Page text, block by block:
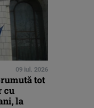
09 iul. 2026
tot
cu
la